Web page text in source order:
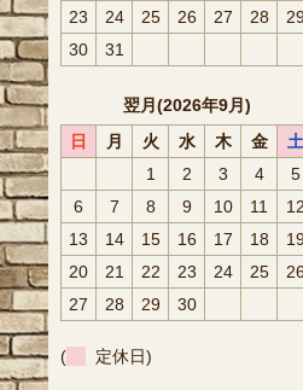
23
24 25 26 27 28
30
31
翌月(2026年9月)
日
月 火 水 木 金
土
1
2 3 4
5
6
7 8 9 10 11
12
13
14 15 16 17 18
20
21 22 23 24 25
27
28 29 30
( 定休日)